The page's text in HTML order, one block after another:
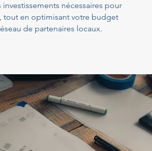
nécessaires pour
tout en optimisant votre budget
de partenaires locaux.